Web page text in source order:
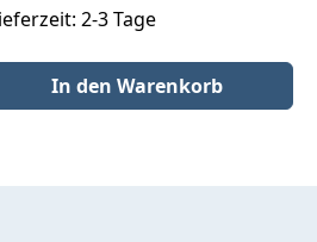
2-3 Tage
Wert ein oder benutze
In den Warenkorb